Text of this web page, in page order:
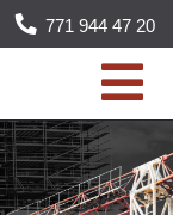
771 944 47 20